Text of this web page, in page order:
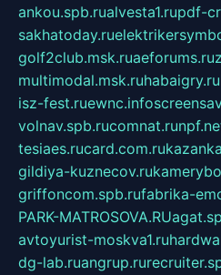
ankou.spb.rualvesta1.rupdf-
sakhatoday.ru
golf2club.msk.ruaeforums.ru
multimodal.msk.ruhabaigry.ru
isz-fest.ruewnc.info
volnav.spb.rucomnat.ru
tesiaes.rucard.com.ru
gildiya-kuznecov.ru
griffoncom.spb.rufabrika-
PARK-MATROSOVA.RU
avtoyurist-moskva1.ru
dg-lab.ruangrup.ru